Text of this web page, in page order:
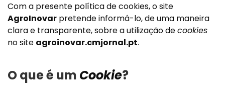
Com a presente política de cookies, o site
AgroInovar pretende informá-lo, de uma maneira
clara e transparente, sobre a utilização decookies
no site agroinovar.cmjornal.pt.
O que é um Cookie?